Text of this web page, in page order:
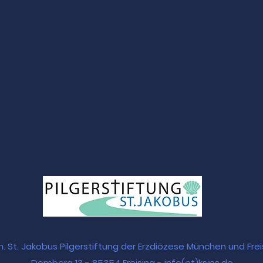
St. Jakobus Pilgerstiftung der Erzdiözese München und